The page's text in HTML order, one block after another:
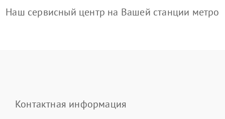
Наш сервисный центр на Вашей станции метро
Контактная информация